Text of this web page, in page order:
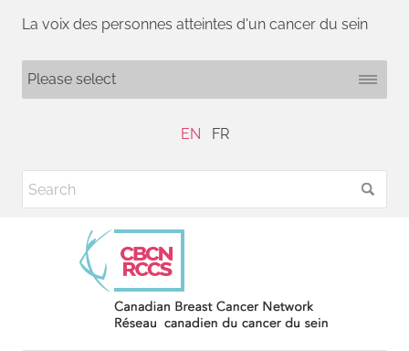
La voix des personnes atteintes d'un cancer du sein
EN FR